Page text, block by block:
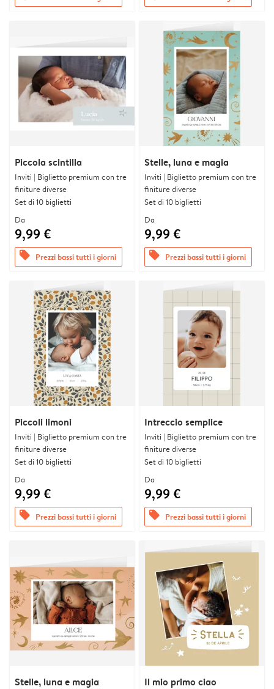
Piccola scintilla
Inviti | Biglietto premium con tre
finiture diverse
Set di 10 biglietti
Da
9,99 €
offers Prezzi bassi tutti i giorni
Stelle, luna e magia
Inviti | Biglietto premium con tre
finiture diverse
Set di 10 biglietti
Da
9,99 €
offers Prezzi bassi tutti i giorni
Piccoli limoni
Inviti | Biglietto premium con tre
finiture diverse
Set di 10 biglietti
Da
9,99 €
offers Prezzi bassi tutti i giorni
Intreccio semplice
Inviti | Biglietto premium con tre
finiture diverse
Set di 10 biglietti
Da
9,99 €
offers Prezzi bassi tutti i giorni
Stelle, luna e magia Il mio primo ciao